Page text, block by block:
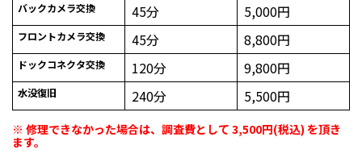
バックカメラ交換 45分 5,000円
フロントカメラ交換 45分 8,800円
ドックコネクタ交換 120分 9,800円
水没復旧 240分 5,500円
※ 修理できなかった場合は、調査費として 3,500円(税込) を頂き
ます。